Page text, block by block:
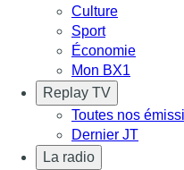
Culture
Sport
Économie
Mon BX1
Replay TV
Toutes nos
Dernier JT
La radio